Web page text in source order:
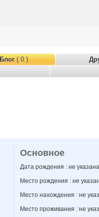
Блог( 0 )
Основное
Дата рождения : не указана
Место рождения : не
Место нахождения : не
Место проживания : не